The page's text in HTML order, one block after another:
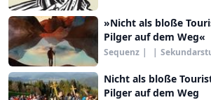
»Nicht als bloße
Pilger auf dem Weg«
Sequenz | |
Nicht als bloße
Pilger auf dem Weg